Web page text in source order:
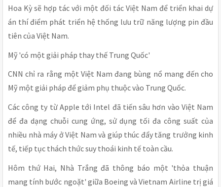
Hoa Kỳ sẽ hợp tác với một đối tác Việt Nam để triển khai dự
án thí điểm phát triển hệ thống lưu trữ năng lượng pin đầu
tiên của Việt Nam.
Mỹ 'có một giải pháp thay thế Trung Quốc'
CNN chỉ ra rằng một Việt Nam đang bùng nổ mang đến cho
Mỹ một giải pháp để giảm phụ thuộc vào Trung Quốc.
Các công ty từ Apple tới Intel đã tiến sâu hơn vào Việt Nam
để đa dạng chuỗi cung ứng, sử dụng tối đa công suất của
nhiều nhà máy ở Việt Nam và giúp thúc đẩy tăng trưởng kinh
tế, tiếp tục thách thức suy thoái kinh tế toàn cầu.
Hôm thứ Hai, Nhà Trắng đã thông báo một 'thỏa thuận
mang tính bước ngoặt' giữa Boeing và Vietnam Airline trị giá